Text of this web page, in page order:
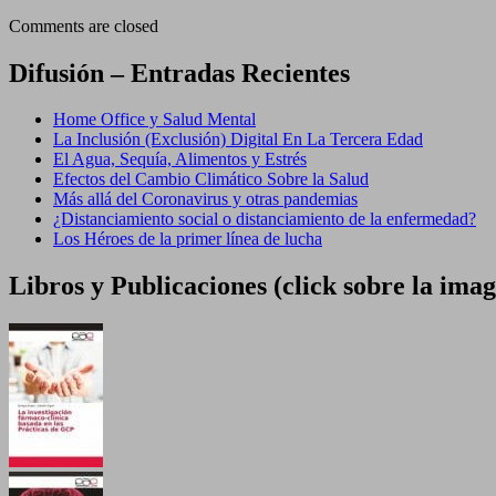
Comments are closed
Difusión – Entradas Recientes
Home Office y Salud Mental
La Inclusión (Exclusión) Digital En La Tercera Edad
El Agua, Sequía, Alimentos y Estrés
Efectos del Cambio Climático Sobre la Salud
Más allá del Coronavirus y otras pandemias
¿Distanciamiento social o distanciamiento de la enfermedad?
Los Héroes de la primer línea de lucha
Libros y Publicaciones (click sobre la